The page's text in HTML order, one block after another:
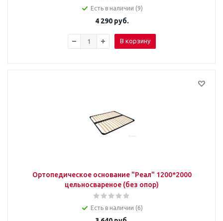
Есть в наличии (9)
4 290руб.
В корзину
Ортопедическое основание "Реал" 1200*2000
цельносвареное (без опор)
Есть в наличии (6)